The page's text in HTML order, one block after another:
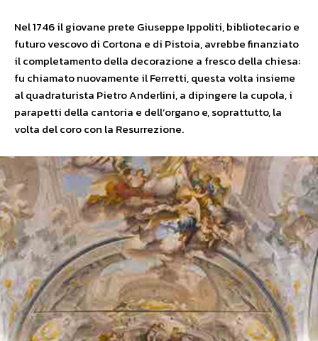
Nel 1746 il giovane prete Giuseppe Ippoliti, bibliotecario e
futuro vescovo di Cortona e di Pistoia, avrebbe finanziato
il completamento della decorazione a fresco della chiesa:
fu chiamato nuovamente il Ferretti, questa volta insieme
al quadraturista Pietro Anderlini, a dipingere la cupola, i
parapetti della cantoria e dell’organo e, soprattutto, la
volta del coro con la Resurrezione.